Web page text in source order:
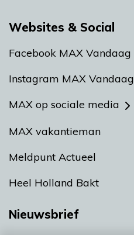
Websites & Social
Facebook MAX Vandaag
Instagram MAX Vandaag
MAX op sociale media
MAX vakantieman
Meldpunt Actueel
Heel Holland Bakt
Nieuwsbrief